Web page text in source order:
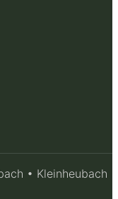
• Kleinheubach